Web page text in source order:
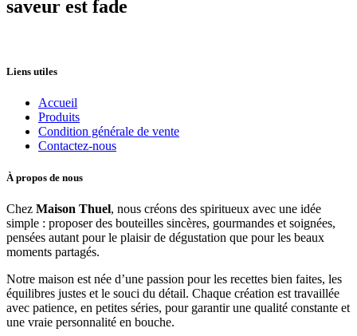
saveur est fade
Liens utiles
Accueil
Produits
Condition générale de vente
Contactez-nous
À propos de nous
Chez Maison Thuel, nous créons des spiritueux avec une idée
simple : proposer des bouteilles sincères, gourmandes et soignées,
pensées autant pour le plaisir de dégustation que pour les beaux
moments partagés.
Notre maison est née d’une passion pour les recettes bien faites, les
équilibres justes et le souci du détail. Chaque création est travaillée
avec patience, en petites séries, pour garantir une qualité constante et
une vraie personnalité en bouche.